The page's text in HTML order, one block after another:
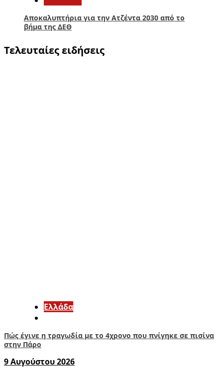
Αποκαλυπτήρια για την Ατζέντα 2030 από το
βήμα της ΔΕΘ
Τελευταίες ειδήσεις
Ελλάδα
Πώς έγινε η τραγωδία με το 4χρονο που πνίγηκε σε πισίνα
στην Πάρο
9 Αυγούστου 2026